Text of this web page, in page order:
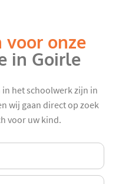
voor onze
in Goirle
het schoolwerk zijn in
wij gaan direct op zoek
voor uw kind.